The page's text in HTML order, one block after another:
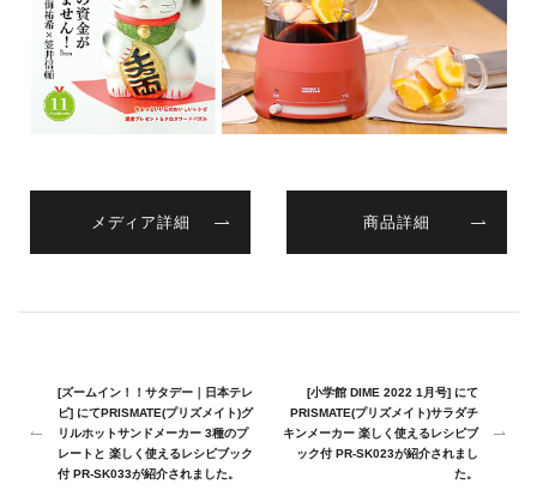
メディア詳細 商品詳細
[ズームイン！！サタデー｜日本テレ
ビ] にてPRISMATE(プリズメイト)グ
リルホットサンドメーカー 3種のプ
レートと 楽しく使えるレシピブック
付 PR-SK033が紹介されました。
[小学館 DIME 2022 1月号] にて
PRISMATE(プリズメイト)サラダチ
キンメーカー 楽しく使えるレシピブ
ック付 PR-SK023が紹介されまし
た。